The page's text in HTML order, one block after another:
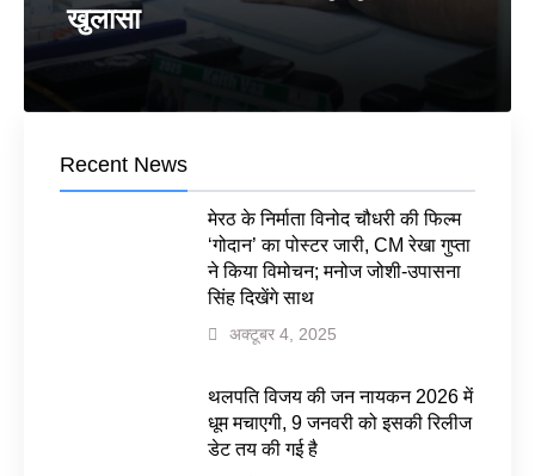
खुलासा
Recent News
मेरठ के निर्माता विनोद चौधरी की फिल्म
‘गोदान’ का पोस्टर जारी, CM रेखा गुप्ता
ने किया विमोचन; मनोज जोशी-उपासना
सिंह दिखेंगे साथ
अक्टूबर 4, 2025
थलपति विजय की जन नायकन 2026 में
धूम मचाएगी, 9 जनवरी को इसकी रिलीज
डेट तय की गई है